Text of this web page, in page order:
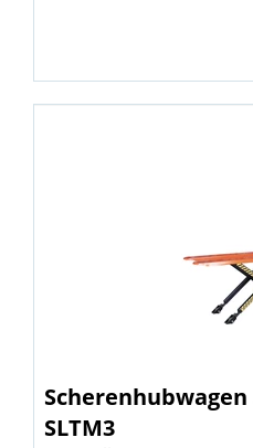
Scherenhubwagen
SLTM3